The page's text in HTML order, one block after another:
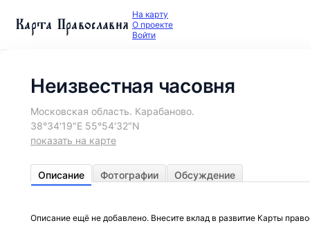
Карта Православия На карту
О проекте
Войти
Неизвестная часовня
Московская область. Карабаново.
38°34′19″E 55°54′32″N
показать на карте
Описание Фотографии Обсуждение
Описание ещё не добавлено. Внесите вклад в развитие Карты